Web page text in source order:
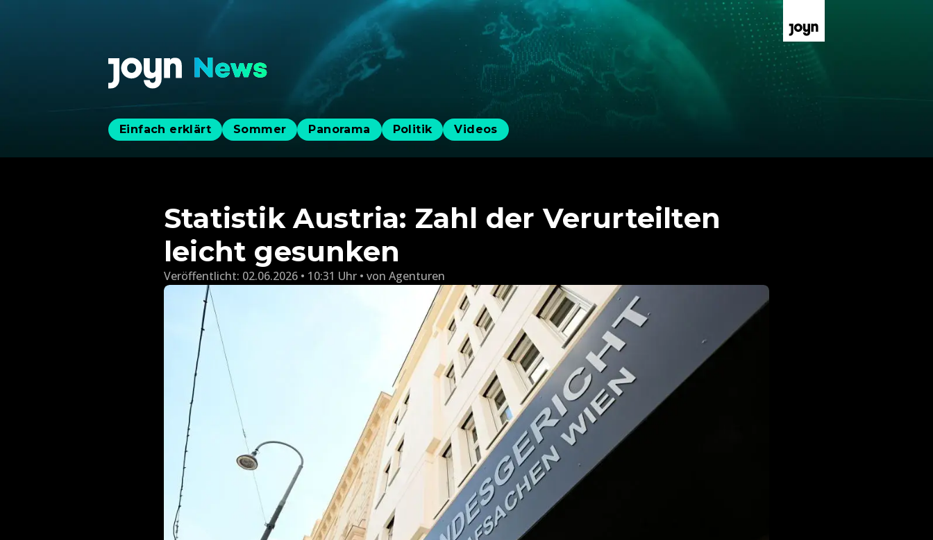
Einfach erklärt Sommer Panorama Politik Videos
Statistik Austria: Zahl der Verurteilten
leicht gesunken
Veröffentlicht: 02.06.2026 • 10:31 Uhr von Agenturen